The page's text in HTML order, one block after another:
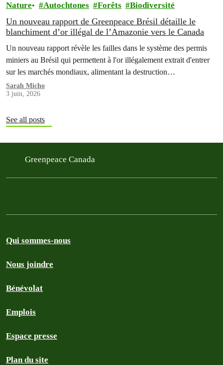
Nature Autochtones Forêts Biodiversité
Un nouveau rapport de Greenpeace Brésil détaille le
blanchiment d’or illégal de l’Amazonie vers le Canada
Un nouveau rapport révèle les failles dans le système des permis
miniers au Brésil qui permettent à l'or illégalement extrait d'entrer
sur les marchés mondiaux, alimentant la destruction
environnementale et aggravant les crises qui touchent les peuples
autochtones d'Amazonie.
Sarah Micho
3 juin, 2026
See all posts
Greenpeace Canada
Qui sommes-nous
Nous joindre
Bénévolat
Emplois
Espace presse
Plan du site